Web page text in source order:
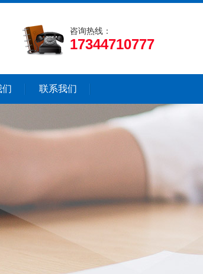
咨询热线：
17344710777
们 联系我们